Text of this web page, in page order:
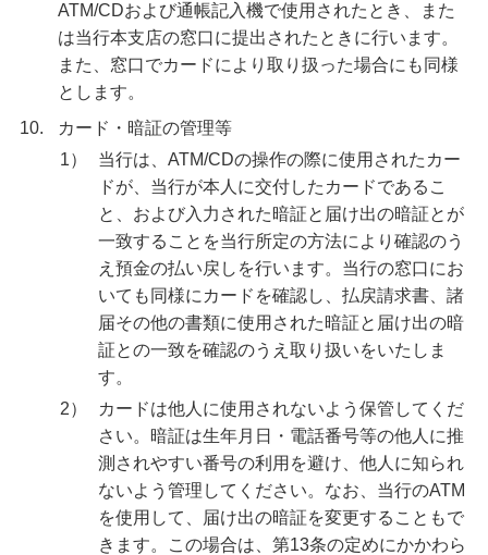
ATM/CDおよび通帳記入機で使用されたとき、また
は当行本支店の窓口に提出されたときに行います。
また、窓口でカードにより取り扱った場合にも同様
とします。
10.
カード・暗証の管理等
1）
当行は、ATM/CDの操作の際に使用されたカー
ドが、当行が本人に交付したカードであるこ
と、および入力された暗証と届け出の暗証とが
一致することを当行所定の方法により確認のう
え預金の払い戻しを行います。当行の窓口にお
いても同様にカードを確認し、払戻請求書、諸
届その他の書類に使用された暗証と届け出の暗
証との一致を確認のうえ取り扱いをいたしま
す。
2）
カードは他人に使用されないよう保管してくだ
さい。暗証は生年月日・電話番号等の他人に推
測されやすい番号の利用を避け、他人に知られ
ないよう管理してください。なお、当行のATM
を使用して、届け出の暗証を変更することもで
きます。この場合は、第13条の定めにかかわら